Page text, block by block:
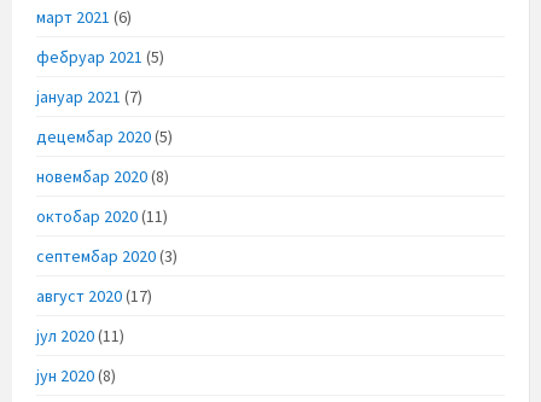
март 2021 (6)
фебруар 2021 (5)
јануар 2021 (7)
децембар 2020(5)
новембар 2020(8)
октобар 2020(11)
септембар 2020(3)
август 2020(17)
јул 2020(11)
јун 2020(8)